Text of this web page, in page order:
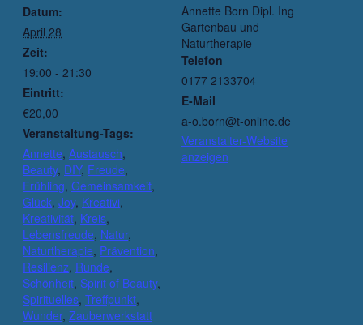
Datum:
April 28
Zeit:
19:00 - 21:30
Eintritt:
€20,00
Veranstaltung-Tags:
Annette, Austausch,
Beauty, DIY, Freude,
Frühling, Gemeinsamkeit,
Glück, Joy, Kreativi,
Kreativität, Kreis,
Lebensfreude, Natur,
Naturtherapie, Prävention,
Resilienz, Runde,
Schönheit, Spirit of Beauty,
Spirituelles, Treffpunkt,
Wunder, Zauberwerkstatt
Annette Born Dipl. Ing
Gartenbau und
Naturtherapie
Telefon
0177 2133704
E-Mail
a-o.born@t-online.de
Veranstalter-Website
anzeigen